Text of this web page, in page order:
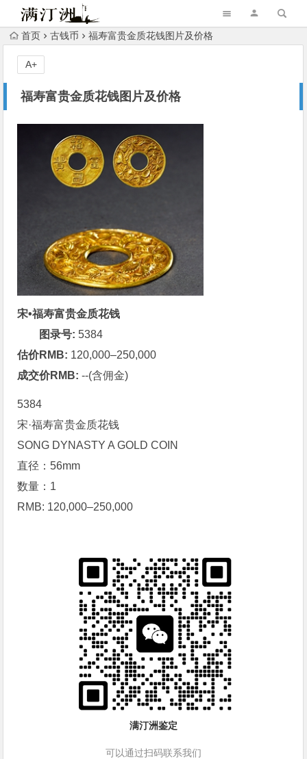
首页 古钱币 福寿富贵金质花钱图片及价格
福寿富贵金质花钱图片及价格
A+
宋•福寿富贵金质花钱
图录号: 5384
估价RMB: 120,000–250,000
成交价RMB: --(含佣金)
5384
宋·福寿富贵金质花钱
SONG DYNASTY A GOLD COIN
直径：56mm
数量：1
RMB: 120,000–250,000
满汀洲鉴定
可以通过扫码联系我们